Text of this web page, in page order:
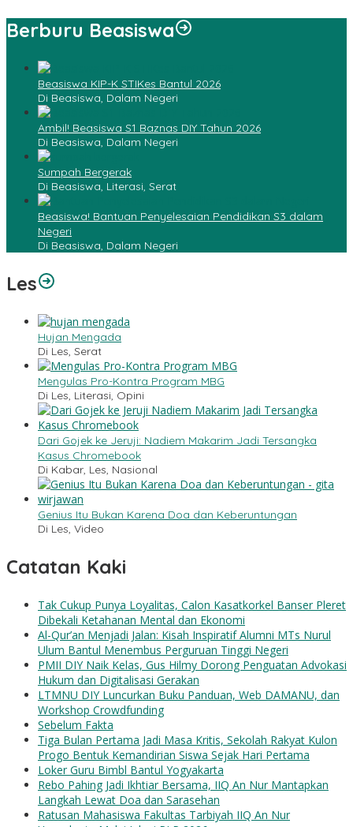
Berburu Beasiswa
Beasiswa KIP-K STIKes Bantul 2026
Di Beasiswa, Dalam Negeri
Ambil! Beasiswa S1 Baznas DIY Tahun 2026
Di Beasiswa, Dalam Negeri
Sumpah Bergerak
Di Beasiswa, Literasi, Serat
Beasiswa! Bantuan Penyelesaian Pendidikan S3 dalam
Negeri
Di Beasiswa, Dalam Negeri
Les
Hujan Mengada
Di Les, Serat
Mengulas Pro-Kontra Program MBG
Di Les, Literasi, Opini
Dari Gojek ke Jeruji: Nadiem Makarim Jadi Tersangka
Kasus Chromebook
Di Kabar, Les, Nasional
Genius Itu Bukan Karena Doa dan Keberuntungan
Di Les, Video
Catatan Kaki
Tak Cukup Punya Loyalitas, Calon Kasatkorkel Banser Pleret
Dibekali Ketahanan Mental dan Ekonomi
Al-Qur’an Menjadi Jalan: Kisah Inspiratif Alumni MTs Nurul
Ulum Bantul Menembus Perguruan Tinggi Negeri
PMII DIY Naik Kelas, Gus Hilmy Dorong Penguatan Advokasi
Hukum dan Digitalisasi Gerakan
LTMNU DIY Luncurkan Buku Panduan, Web DAMANU, dan
Workshop Crowdfunding
Sebelum Fakta
Tiga Bulan Pertama Jadi Masa Kritis, Sekolah Rakyat Kulon
Progo Bentuk Kemandirian Siswa Sejak Hari Pertama
Loker Guru Bimbl Bantul Yogyakarta
Rebo Pahing Jadi Ikhtiar Bersama, IIQ An Nur Mantapkan
Langkah Lewat Doa dan Sarasehan
Ratusan Mahasiswa Fakultas Tarbiyah IIQ An Nur